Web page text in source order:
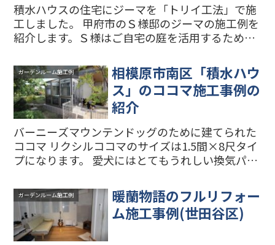
積水ハウスの住宅にジーマを「トリイ工法」で施
工しました。 甲府市のＳ様邸のジーマの施工例を
紹介します。Ｓ様はご自宅の庭を活用するため
ムを建てることを検討していましたが、積水ハウ
スや地元の外構・エク...
ガーデンルーム施工例
相模原市南区「積水ハウ
ス」のココマ施工事例の
紹介
バーニーズマウンテンドッグのために建てられた
ココマ リクシルココマのサイズは1.5間×8尺タイ
プになります。 愛犬にはとてもうれしい換気パネ
べるドッグガーデンになっています。 「トリイ工
法」で軒...
ガーデンルーム施工例
暖蘭物語のフルリフォー
ム施工事例(世田谷区)